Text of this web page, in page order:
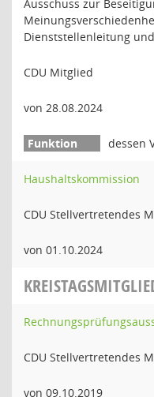
Ausschuss zur
Dienststellenleitung
CDU Mitglied
von 28.08.2024
dessen
Haushaltskommission
CDU Stellvertretendes
von 01.10.2024
CDU Stellvertretendes
von 09.10.2019